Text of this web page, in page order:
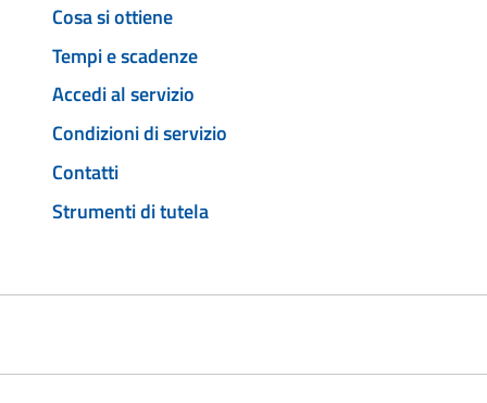
Cosa si ottiene
Tempi e scadenze
Accedi al servizio
Condizioni di servizio
Contatti
Strumenti di tutela